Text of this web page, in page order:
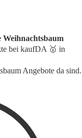
Weihnachtsbaum
bei kaufDA 🥇 in
Angebote da sind.